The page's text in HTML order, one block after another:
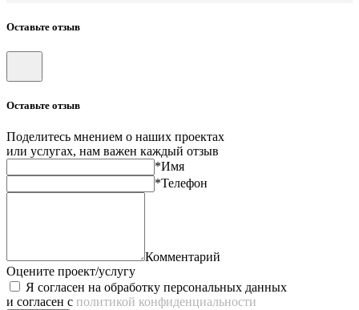
Оставьте отзыв
Оставьте отзыв
Поделитесь мнением о наших проектах
или услугах, нам важен каждый отзыв
*Имя
*Телефон
Комментарий
Оцените проект/услугу
Я согласен на обработку персональных данных
и согласен с политикой конфиденциальности